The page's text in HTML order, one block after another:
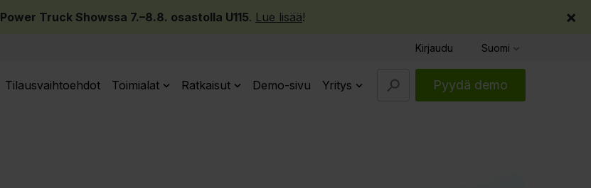
Power Truck Showssa 7.–8.8. osastolla U115. Lue lisää! ×
Kirjaudu Suomi
Tilausvaihtoehdot Toimialat Ratkaisut Demo-sivu Yritys Pyydä demo